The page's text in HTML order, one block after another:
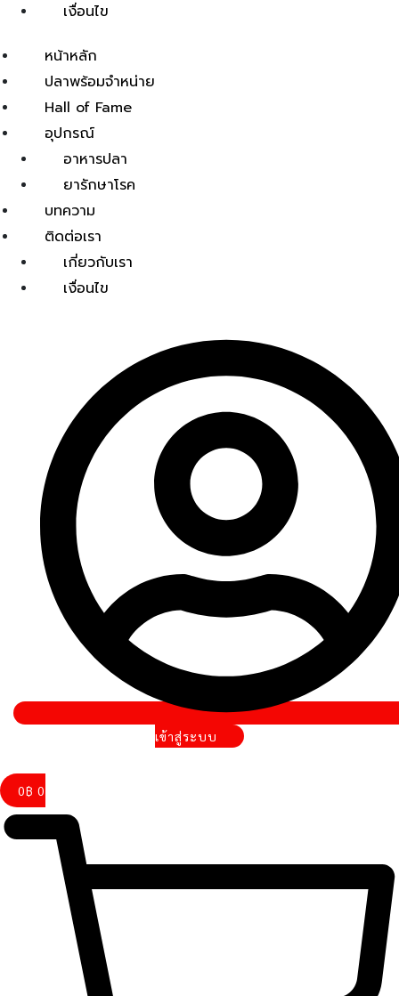
เงื่อนไข
หน้าหลัก
ปลาพร้อมจำหน่าย
Hall of Fame
อุปกรณ์
อาหารปลา
ยารักษาโรค
บทความ
ติดต่อเรา
เกี่ยวกับเรา
เงื่อนไข
เข้าสู่ระบบ
0฿ 0